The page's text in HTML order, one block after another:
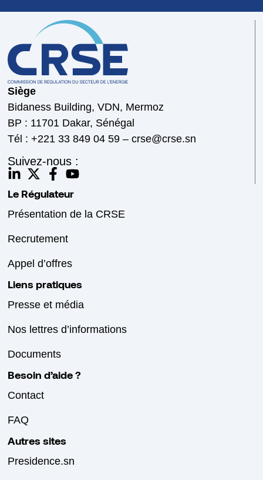
Siège
Bidaness Building, VDN, Mermoz
BP : 11701 Dakar, Sénégal
Tél : +221 33 849 04 59 – crse@crse.sn
Suivez-nous :
Le Régulateur
Présentation de la CRSE
Recrutement
Appel d’offres
Liens pratiques
Presse et média
Nos lettres d’informations
Documents
Besoin d’aide ?
Contact
FAQ
Autres sites
Presidence.sn